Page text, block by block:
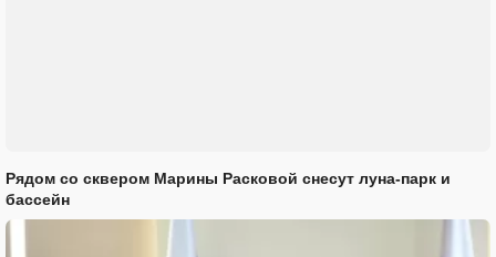
Рядом со сквером Марины Расковой снесут луна-парк и
бассейн